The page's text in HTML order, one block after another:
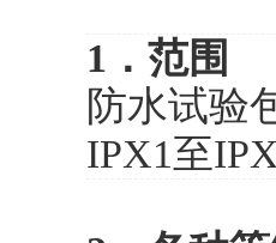
1．范围
防水试验
IPX1至